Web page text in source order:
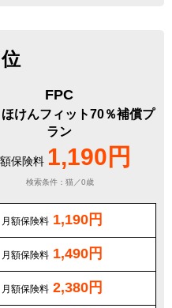
FPC
けんフィット70％補償プ
ラン
保険料 1,190円
検索条件：猫／0歳
月額保険料 1,190円
月額保険料 1,490円
月額保険料 2,380円